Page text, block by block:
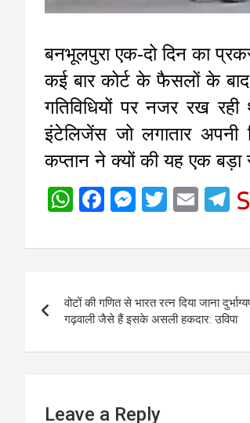
बनभूलपुरा एक-दो दिन का
कई बार कोर्ट के फैसलों के
गतिविधियों पर नजर रख
इंटेलिजेंस जो लगातार अपनी
कप्तान ने क्यों की यह एक बड़ा
W
a
s
A
p
F
c
b
o
o
M
s
e
n
g
r
T
i
t
e
r
E
a
l
T
l
g
r
a
navigation
वोटों की गणित से भारत रत्न दिया जाना
गढ़वाली जैसे हैं इसके असली हकदार: उविपा
Leave a Reply